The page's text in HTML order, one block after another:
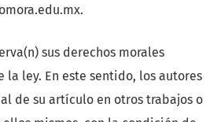
sus derechos morales
la ley. En este sentido, los autores
de su artículo en otros trabajos o